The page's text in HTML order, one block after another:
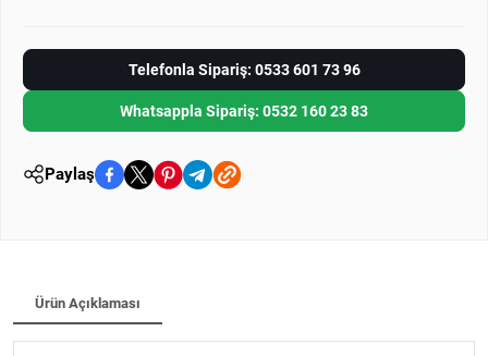
Telefonla Sipariş: 0533 601 73 96
Whatsappla Sipariş: 0532 160 23 83
Paylaş
Ürün Açıklaması